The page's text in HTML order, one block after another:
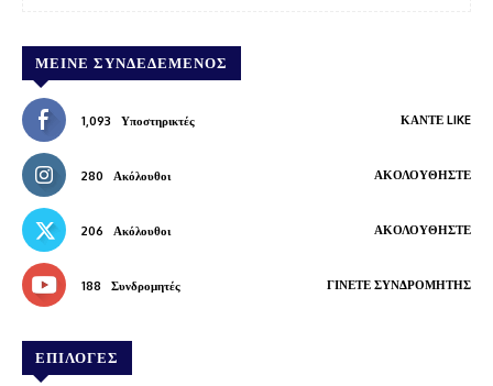
ΜΕΊΝΕ ΣΥΝΔΕΔΕΜΈΝΟΣ
1,093 Υποστηρικτές ΚΆΝΤΕ LIKE
280 Ακόλουθοι ΑΚΟΛΟΥΘΉΣΤΕ
206 Ακόλουθοι ΑΚΟΛΟΥΘΉΣΤΕ
188 Συνδρομητές ΓΊΝΕΤΕ ΣΥΝΔΡΟΜΗΤΉΣ
ΕΠΙΛΟΓΕΣ